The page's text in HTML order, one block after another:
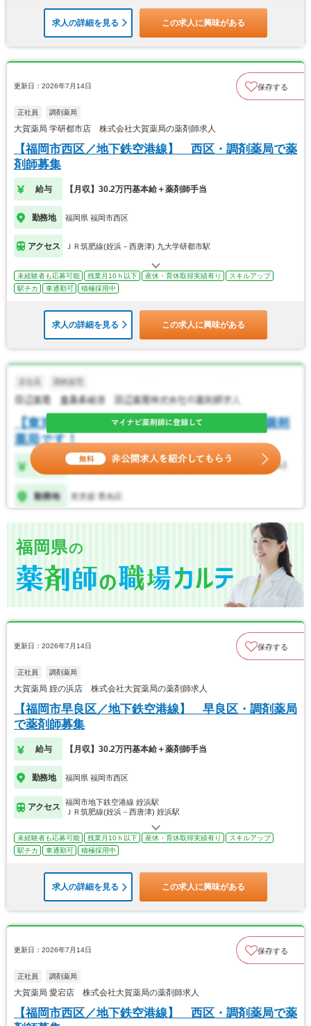
求人の詳細を見る この求人に興味がある
更新日：2026年7月14日 保存する
正社員 調剤薬局
大賀薬局 学研都市店 株式会社大賀薬局の薬剤師求人
【福岡市西区／地下鉄空港線】 西区・調剤薬局で薬
剤師募集
給与 【月収】30.2万円基本給＋薬剤師手当
勤務地 福岡県 福岡市西区
アクセス ＪＲ筑肥線(姪浜－西唐津) 九大学研都市駅
未経験者も応募可能 残業月10ｈ以下 産休・育休取得実績有り
スキルアップ
駅チカ
車通勤可 積極採用中
求人の詳細を見る この求人に興味がある
福岡県の
更新日：2026年7月14日 保存する
正社員 調剤薬局
大賀薬局 姪の浜店 株式会社大賀薬局の薬剤師求人
【福岡市早良区／地下鉄空港線】 早良区・調剤薬局
で薬剤師募集
給与 【月収】30.2万円基本給＋薬剤師手当
勤務地 福岡県 福岡市西区
アクセス
福岡市地下鉄空港線 姪浜駅
ＪＲ筑肥線(姪浜－西唐津) 姪浜駅
未経験者も応募可能 残業月10ｈ以下 産休・育休取得実績有り
スキルアップ
駅チカ
車通勤可 積極採用中
求人の詳細を見る この求人に興味がある
更新日：2026年7月14日 保存する
正社員 調剤薬局
大賀薬局 愛宕店 株式会社大賀薬局の薬剤師求人
【福岡市西区／地下鉄空港線】 西区・調剤薬局で薬